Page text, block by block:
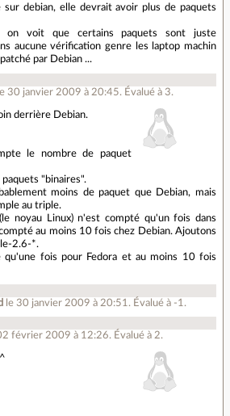
debian, elle devrait avoir plus de paquets
on voit que certains paquets sont juste
aucune vérification genre les laptop machin
par Debian ...
le 30 janvier 2009 à 20:45. Évalué à 3.
derrière Debian.
le nombre de paquet
"binaires".
moins de paquet que Debian, mais
au triple.
noyau Linux) n'est compté qu'un fois dans
au moins 10 fois chez Debian. Ajoutons
2.6-*.
qu'une fois pour Fedora et au moins 10 fois
le 30 janvier 2009 à 20:51 . Évalué à -1 .
février 2009 à 12:26. Évalué à 2.